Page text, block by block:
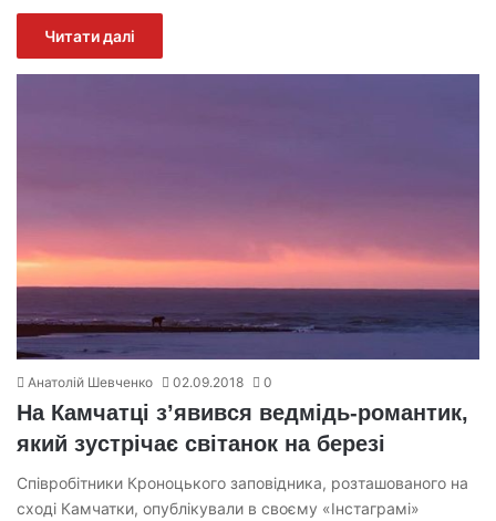
Читати далі
Анатолій Шевченко 02.09.2018 0
На Камчатці з’явився ведмідь-романтик,
який зустрічає світанок на березі
Співробітники Кроноцького заповідника, розташованого на
сході Камчатки, опублікували в своєму «Інстаграмі»